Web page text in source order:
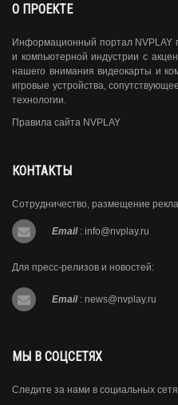
О ПРОЕКТЕ
Информационный портал NVPLAY
и компьютерной индустрии с
нашего внимания видеокарты и
игровые устройства,
технологии.
Правила сайта NVPLAY
КОНТАКТЫ
Сотрудничество, размещение
Email : info@nvplay.ru
Для пресс-релизов и новостей:
Email : news@nvplay.ru
МЫ В СОЦСЕТЯХ
Следите за нами в социальных